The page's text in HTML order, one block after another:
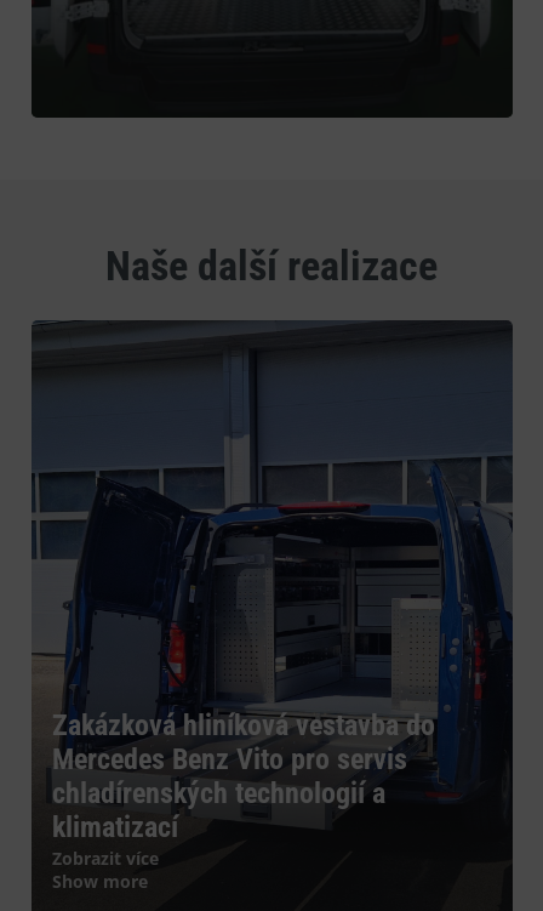
Naše další realizace
Zakázková hliníková vestavba do
Mercedes Benz Vito pro servis
chladírenských technologií a
klimatizací
Zobrazit více
Show more